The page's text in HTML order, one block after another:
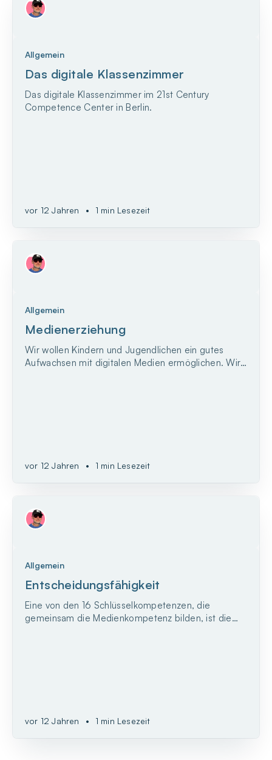
Allgemein
Das digitale Klassenzimmer
Das digitale Klassenzimmer im 21st Century
Competence Center in Berlin.
vor 12 Jahren • 1 min Lesezeit
Allgemein
Medienerziehung
Wir wollen Kindern und Jugendlichen ein gutes
Aufwachsen mit digitalen Medien ermöglichen. Wir
vor 12 Jahren • 1 min Lesezeit
Allgemein
Entscheidungsfähigkeit
Eine von den 16 Schlüsselkompetenzen, die
gemeinsam die Medienkompetenz bilden, ist die
vor 12 Jahren • 1 min Lesezeit